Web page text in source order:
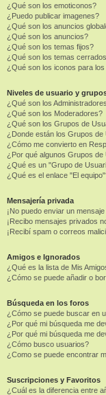
¿Qué son los emoticonos?
¿Puedo publicar imagenes?
¿Qué son los anuncios
¿Qué son los anuncios?
¿Qué son los temas fijos?
¿Qué son los temas
¿Qué son los iconos para
Niveles de usuario y
¿Qué son los
¿Qué son los Moderadores?
¿Qué son los Grupos de
¿Donde están los Grupos
¿Cómo me convierto en
¿Por qué algunos Grupos
¿Qué es un "Grupo de
¿Qué es el enlace "El
Mensajería privada
¡No puedo enviar un
¡Recibo mensajes privados
¡Recibí spam o correos
Amigos e Ignorados
¿Qué es la lista de Mis
¿Cómo se puede añadir o
Búsqueda en los foros
¿Cómo se puede buscar en
¿Por qué mi búsqueda me
¿Por qué mi búsqueda me
¿Cómo busco usuarios?
¿Como se puede encontrar
Suscripciones y Favoritos
¿Cuál es la diferencia entre